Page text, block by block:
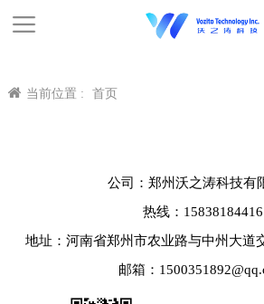
当前位置 : 首页
公司：郑州沃之涛科技有
热线：15838184416
地址：河南省郑州市农业路与中州大道
邮箱：